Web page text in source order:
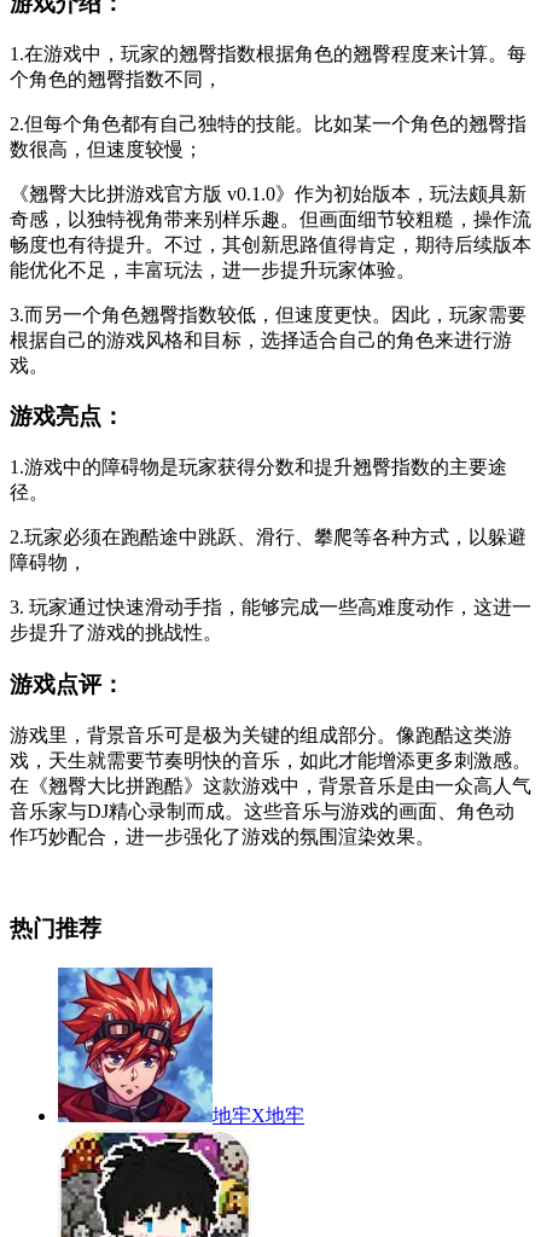
1.在游戏中，玩家的翘臀指数根据角色的翘臀程度来计算。每
个角色的翘臀指数不同，
2.但每个角色都有自己独特的技能。比如某一个角色的翘臀指
数很高，但速度较慢；
《翘臀大比拼游戏官方版 v0.1.0》作为初始版本，玩法颇具新
奇感，以独特视角带来别样乐趣。但画面细节较粗糙，操作流
畅度也有待提升。不过，其创新思路值得肯定，期待后续版本
能优化不足，丰富玩法，进一步提升玩家体验。
3.而另一个角色翘臀指数较低，但速度更快。因此，玩家需要
根据自己的游戏风格和目标，选择适合自己的角色来进行游
戏。
游戏亮点：
1.游戏中的障碍物是玩家获得分数和提升翘臀指数的主要途
径。
2.玩家必须在跑酷途中跳跃、滑行、攀爬等各种方式，以躲避
障碍物，
3. 玩家通过快速滑动手指，能够完成一些高难度动作，这进一
步提升了游戏的挑战性。
游戏点评：
游戏里，背景音乐可是极为关键的组成部分。像跑酷这类游
戏，天生就需要节奏明快的音乐，如此才能增添更多刺激感。
在《翘臀大比拼跑酷》这款游戏中，背景音乐是由一众高人气
音乐家与DJ精心录制而成。这些音乐与游戏的画面、角色动
作巧妙配合，进一步强化了游戏的氛围渲染效果。
热门推荐
地牢X地牢